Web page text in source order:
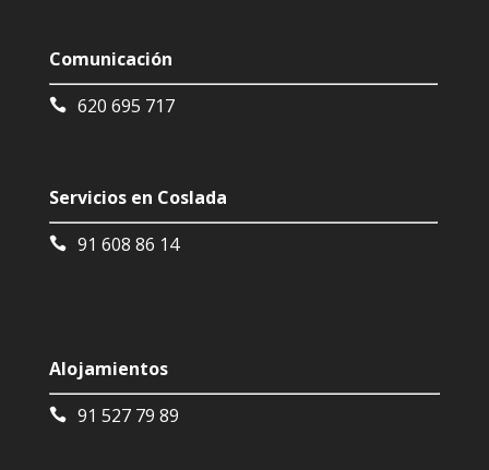
Comunicación
620 695 717
Servicios en Coslada
91 608 86 14
Alojamientos
91 527 79 89